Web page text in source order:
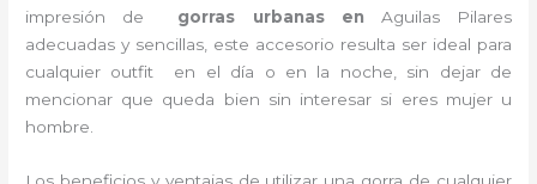
impresión de gorras urbanas en Aguilas Pilares
adecuadas y sencillas, este accesorio resulta ser ideal para
cualquier outfit en el día o en la noche, sin dejar de
mencionar que queda bien sin interesar si eres mujer u
hombre.
Los beneficios y ventajas de utilizar una gorra de cualquier